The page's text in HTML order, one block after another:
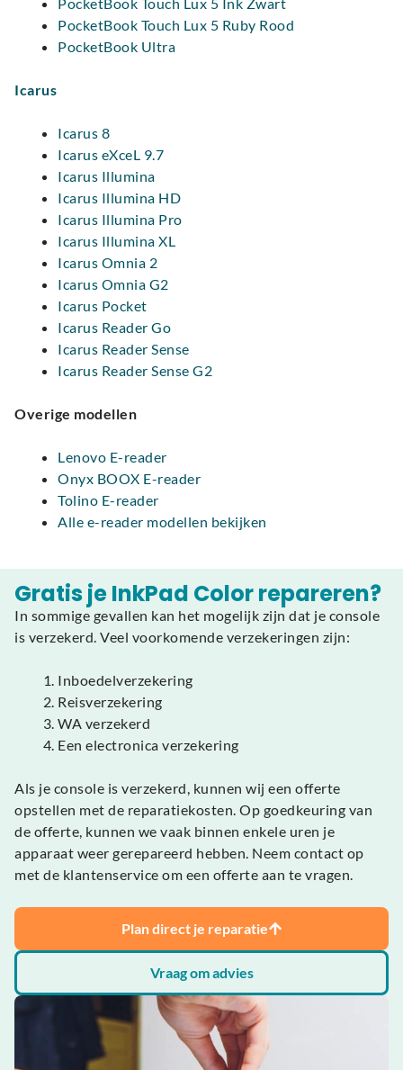
PocketBook Touch Lux 5 Ruby Rood
PocketBook Ultra
Icarus
Icarus 8
Icarus eXceL 9.7
Icarus Illumina
Icarus Illumina HD
Icarus Illumina Pro
Icarus Illumina XL
Icarus Omnia 2
Icarus Omnia G2
Icarus Pocket
Icarus Reader Go
Icarus Reader Sense
Icarus Reader Sense G2
Overige modellen
Lenovo E-reader
Onyx BOOX E-reader
Tolino E-reader
Alle e-reader modellen bekijken
Gratis je InkPad Color repareren?
In sommige gevallen kan het mogelijk zijn dat je console
is verzekerd. Veel voorkomende verzekeringen zijn:
Inboedelverzekering
Reisverzekering
WA verzekerd
Een electronica verzekering
Als je console is verzekerd, kunnen wij een offerte
opstellen met de reparatiekosten. Op goedkeuring van
de offerte, kunnen we vaak binnen enkele uren je
apparaat weer gerepareerd hebben. Neem contact op
met de klantenservice om een offerte aan te vragen.
Plan direct je reparatie
Vraag om advies